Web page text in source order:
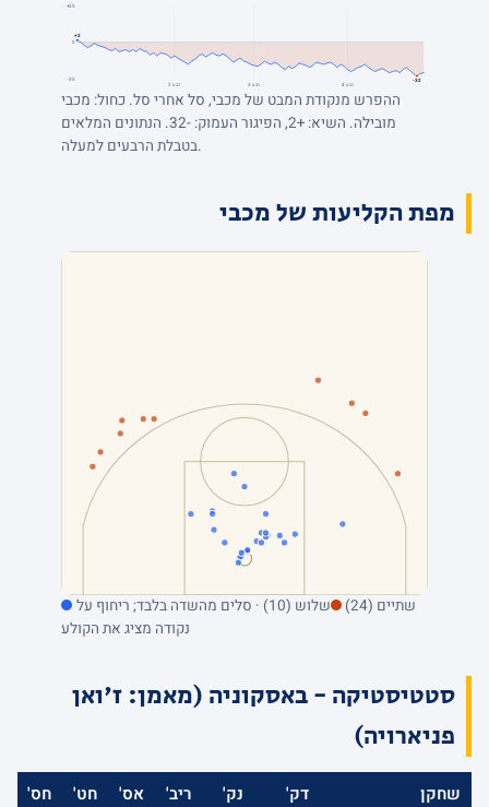
+35
0
-35
+2
-32
רבע 2 רבע 3 רבע 4
ההפרש מנקודת המבט של מכבי, סל אחרי סל. כחול: מכבי
מובילה. השיא: +2, הפיגור העמוק: -32. הנתונים המלאים
בטבלת הרבעים למעלה.
מפת הקליעות של מכבי
שתיים (24)
שלוש (10) · סלים מהשדה בלבד; ריחוף על
נקודה מציג את הקולע
סטטיסטיקה - באסקוניה (מאמן: ז'ואן
פניארויה)
שחקן דק' נק' ריב' אס' חט' חס'